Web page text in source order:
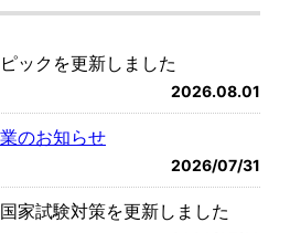
ックを更新しました
2026.08.01
のお知らせ
2026/07/31
家試験対策を更新しました